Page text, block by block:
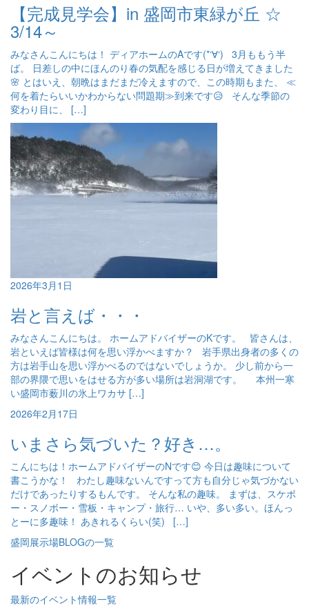
【完成見学会】in 盛岡市東緑が丘 ☆
3/14～
みなさんこんにちは！ ディアホームのAです(*‘∀‘) 3月ももう半
ば。 日差しの中にほんのり春の気配を感じる日が増えてきました
🌸 とはいえ、朝晩はまだまだ冷えますので、この時期もまた、 ≪
何を着たらいいかわからない問題期≫到来です😥 そんな季節の
変わり目に、 […]
2026年3月1日
岩と言えば・・・
みなさんこんにちは。 ホームアドバイザーのKです。 皆さんは、
岩といえば皆様は何を思い浮かべますか？ 岩手県出身者の多くの
方は岩手山を思い浮かべるのではないでしょうか。 少し前から一
部の界隈で思いをはせる方が多い場所は岩洞湖です。 本州一寒
い盛岡市薮川の氷上ワカサ […]
2026年2月17日
いまさら気づいた？好き…。
こんにちは！ホームアドバイザーのNです😊 今日は趣味について
書こうかな！ わたし趣味ないんですって方も自分じゃ気づかない
だけであったりするもんです。 そんな私の趣味。 まずは、スケボ
ー・スノボー・雪板・キャンプ・旅行… いや、多い多い。ほんっ
とーに多趣味！ あきれるくらい(笑) […]
盛岡展示場BLOGの一覧
イベントのお知らせ
最新のイベント情報一覧